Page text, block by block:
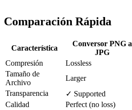
Comparación Rápida
Característica
Conversor PNG a
JPG
Compresión
Lossless
Tamaño de
Archivo
Larger
Transparencia
✓ Supported
Calidad
Perfect (no loss)